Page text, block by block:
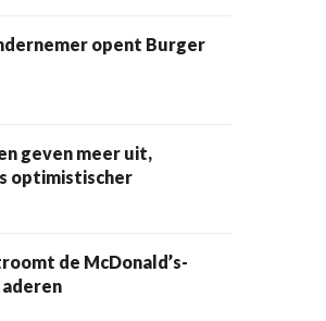
opent Burger
geven meer uit,
optimistischer
de McDonald’s-